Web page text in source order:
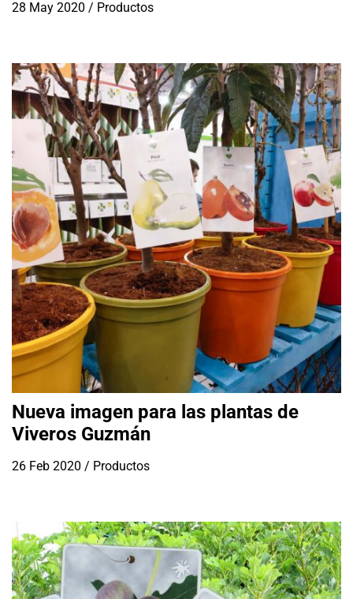
28 May 2020 / Productos
Nueva imagen para las plantas de
Viveros Guzmán
26 Feb 2020 / Productos